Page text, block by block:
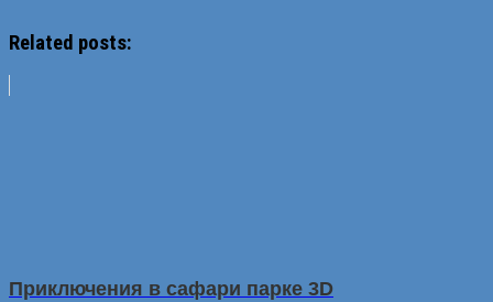
Related posts:
Приключения в сафари парке 3D